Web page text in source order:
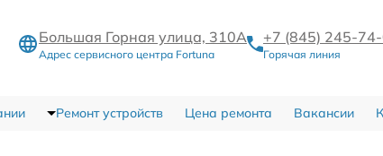
Большая Горная улица, 310А
Адрес сервисного центра Fortuna
+7 (845) 245-
Горячая линия
Ремонт устройств Цена ремонта Вакансии